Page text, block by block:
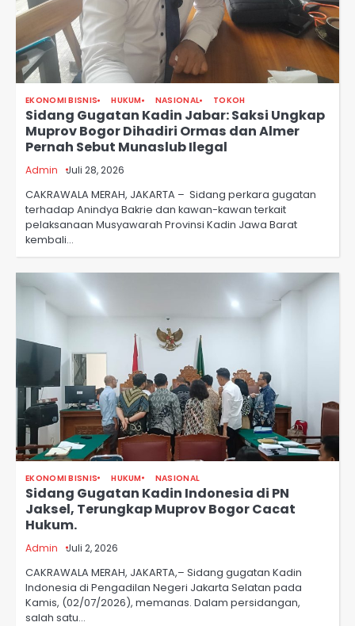
EKONOMI BISNIS HUKUM NASIONAL TOKOH
Sidang Gugatan Kadin Jabar: Saksi Ungkap
Muprov Bogor Dihadiri Ormas dan Almer
Pernah Sebut Munaslub Ilegal
Admin Juli 28, 2026
CAKRAWALA MERAH, JAKARTA – Sidang perkara gugatan
terhadap Anindya Bakrie dan kawan-kawan terkait
pelaksanaan Musyawarah Provinsi Kadin Jawa Barat
kembali…
EKONOMI BISNIS HUKUM NASIONAL
Sidang Gugatan Kadin Indonesia di PN
Jaksel, Terungkap Muprov Bogor Cacat
Hukum.
Admin Juli 2, 2026
CAKRAWALA MERAH, JAKARTA,– Sidang gugatan Kadin
Indonesia di Pengadilan Negeri Jakarta Selatan pada
Kamis, (02/07/2026), memanas. Dalam persidangan,
salah satu…